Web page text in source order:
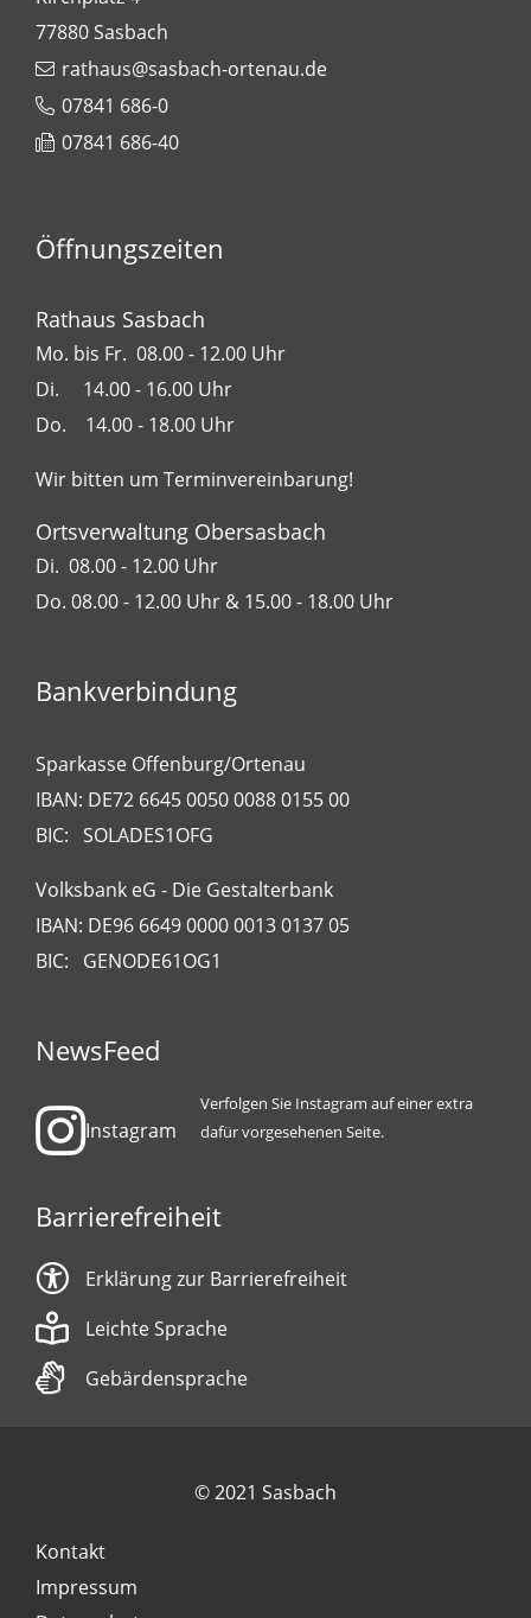
77880Sasbach
rathaus@sasbach-ortenau.de
07841 686-0
07841 686-40
Öffnungszeiten
Rathaus Sasbach
Mo. bis Fr. 08.00 - 12.00 Uhr
Di. 14.00 - 16.00 Uhr
Do. 14.00 - 18.00 Uhr
Wir bitten um Terminvereinbarung!
Ortsverwaltung Obersasbach
Di. 08.00 - 12.00 Uhr
Do. 08.00 - 12.00 Uhr & 15.00 - 18.00 Uhr
Bankverbindung
Sparkasse Offenburg/Ortenau
IBAN: DE72 6645 0050 0088 0155 00
BIC: SOLADES1OFG
Volksbank eG - Die Gestalterbank
IBAN: DE96 6649 0000 0013 0137 05
BIC: GENODE61OG1
NewsFeed
Instagram
Verfolgen Sie Instagram auf einer extra
dafür vorgesehenen Seite.
Barrierefreiheit
Erklärung zur Barrierefreiheit
Leichte Sprache
Gebärdensprache
© 2021 Sasbach
Kontakt
Impressum